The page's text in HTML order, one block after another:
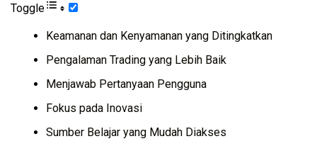
Toggle
Keamanan dan Kenyamanan yang Ditingkatkan
Pengalaman Trading yang Lebih Baik
Menjawab Pertanyaan Pengguna
Fokus pada Inovasi
Sumber Belajar yang Mudah Diakses